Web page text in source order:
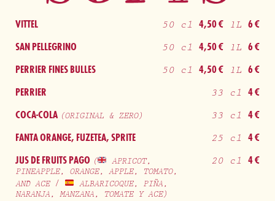
VITTEL 50 cl 4,50 € 1L
6 €
SAN PELLEGRINO
50 cl 4,50 € 1L
6 €
PERRIER FINES BULLES
50 cl 4,50 € 1L
6 €
PERRIER
33 cl
4 €
COCA-COLA (ORIGINAL & ZERO) 33 cl
4 €
FANTA ORANGE, FUZETEA, SPRITE
25 cl
4 €
JUS DE FRUITS PAGO (
APRICOT,
PINEAPPLE, ORANGE, APPLE, TOMATO,
AND ACE /
ALBARICOQUE, PIÑA,
NARANJA, MANZANA, TOMATE Y ACE)
20 cl 4 €